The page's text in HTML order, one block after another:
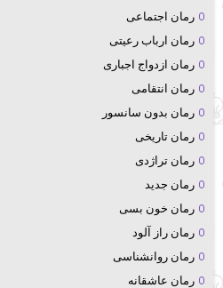
رمان اجتماعی
رمان ارباب رعیتی
رمان ازدواج اجباری
رمان انتقامی
رمان بدون سانسور
رمان تاریخی
رمان تراژدی
رمان جدید
رمان خون بسی
رمان راز آلود
رمان روانشناسی
رمان عاشقانه